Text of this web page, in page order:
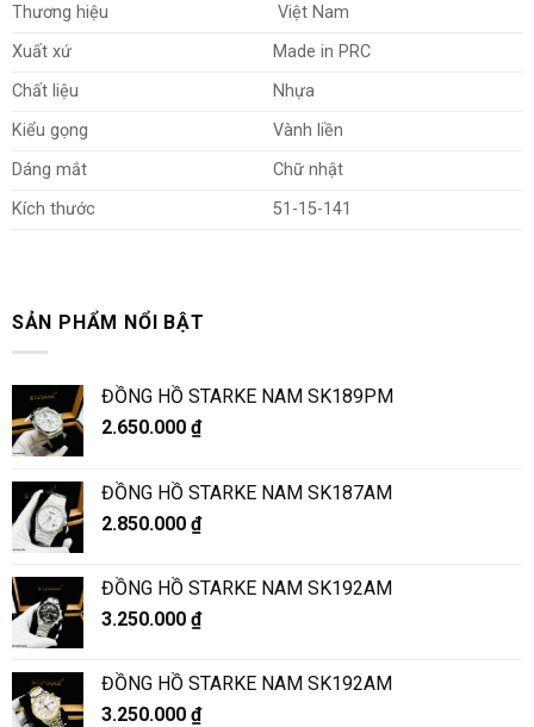
Thương hiệu
Việt Nam
Xuất xứ
Made in PRC
Chất liệu
Nhựa
Kiểu gọng
Vành liền
Dáng mắt
Chữ nhật
Kích thước
51-15-141
SẢN PHẨM NỔI BẬT
ĐỒNG HỒ STARKE NAM SK189PM
2.650.000 ₫
ĐỒNG HỒ STARKE NAM SK187AM
2.850.000 ₫
ĐỒNG HỒ STARKE NAM SK192AM
3.250.000 ₫
ĐỒNG HỒ STARKE NAM SK192AM
3.250.000 ₫